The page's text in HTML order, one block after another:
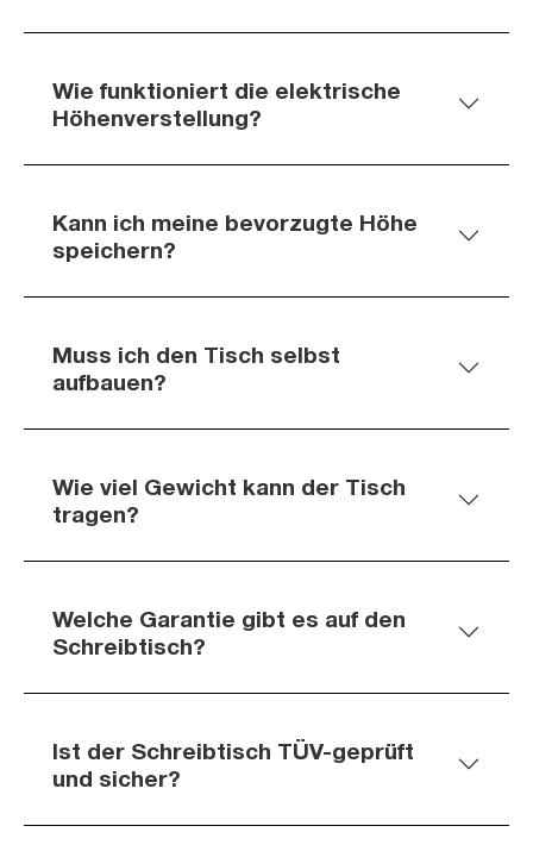
Wie funktioniert die elektrische
Höhenverstellung?
Kann ich meine bevorzugte Höhe
speichern?
Muss ich den Tisch selbst
aufbauen?
Wie viel Gewicht kann der Tisch
tragen?
Welche Garantie gibt es auf den
Schreibtisch?
Ist der Schreibtisch TÜV-geprüft
und sicher?